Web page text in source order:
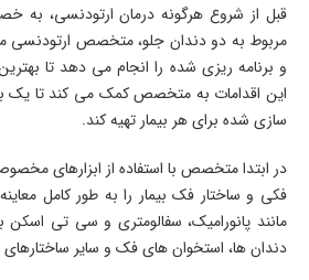
قبل از شروع هرگونه درمان ارتودنسی، به
مربوط به دو دندان جلو، متخصص ارتودنسی
و برنامه ریزی شده را انجام می دهد تا
این اقدامات به متخصص کمک می کند تا یک
سازی شده برای هر بیمار تهیه کند.
در ابتدا متخصص با استفاده از ابزارهای
فکی و ساختار فک بیمار را به طور کامل
مانند پانورامیک، سفالومتری و سی تی
دندان ها، استخوان های فک و سایر